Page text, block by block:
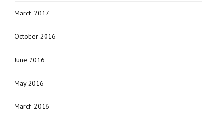
March 2017
October 2016
June 2016
May 2016
March 2016